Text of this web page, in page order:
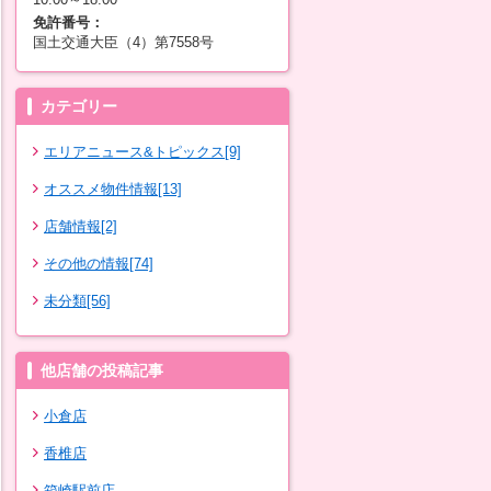
免許番号：
国土交通大臣（4）第7558号
カテゴリー
エリアニュース&トピックス[9]
オススメ物件情報[13]
店舗情報[2]
その他の情報[74]
未分類[56]
他店舗の投稿記事
小倉店
香椎店